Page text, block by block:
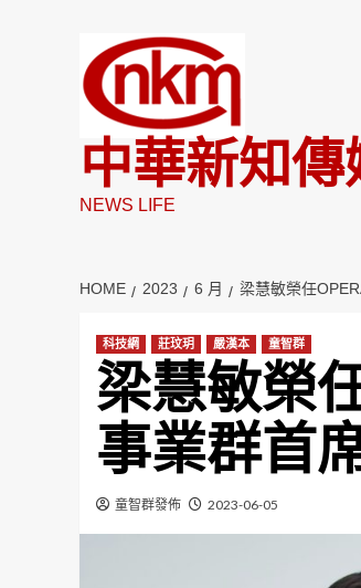
中華新知傳
NEWS LIFE
HOME 2023 6 月 梁慧敏榮任
科技網 莊玟玥 嚴漢本 童智群
梁慧敏榮
事業群首
童智群發佈 2023-06-05